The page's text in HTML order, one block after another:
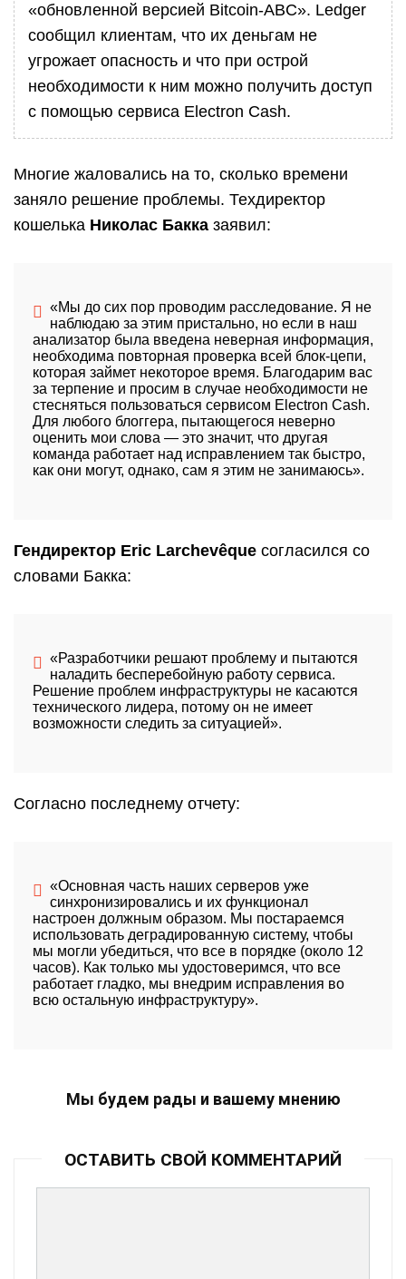
«обновленной версией Bitcoin-ABC». Ledger
сообщил клиентам, что их деньгам не
угрожает опасность и что при острой
необходимости к ним можно получить доступ
с помощью сервиса Electron Cash.
Многие жаловались на то, сколько времени
заняло решение проблемы. Техдиректор
кошелька Николас Бакка заявил:
«Мы до сих пор проводим расследование. Я не
наблюдаю за этим пристально, но если в наш
анализатор была введена неверная информация,
необходима повторная проверка всей блок-цепи,
которая займет некоторое время. Благодарим вас
за терпение и просим в случае необходимости не
стесняться пользоваться сервисом Electron Cash.
Для любого блоггера, пытающегося неверно
оценить мои слова — это значит, что другая
команда работает над исправлением так быстро,
как они могут, однако, сам я этим не занимаюсь».
Гендиректор Eric Larchevêque согласился со
словами Бакка:
«Разработчики решают проблему и пытаются
наладить бесперебойную работу сервиса.
Решение проблем инфраструктуры не касаются
технического лидера, потому он не имеет
возможности следить за ситуацией».
Согласно последнему отчету:
«Основная часть наших серверов уже
синхронизировались и их функционал
настроен должным образом. Мы постараемся
использовать деградированную систему, чтобы
мы могли убедиться, что все в порядке (около 12
часов). Как только мы удостоверимся, что все
работает гладко, мы внедрим исправления во
всю остальную инфраструктуру».
Мы будем рады и вашему мнению
ОСТАВИТЬ СВОЙ КОММЕНТАРИЙ